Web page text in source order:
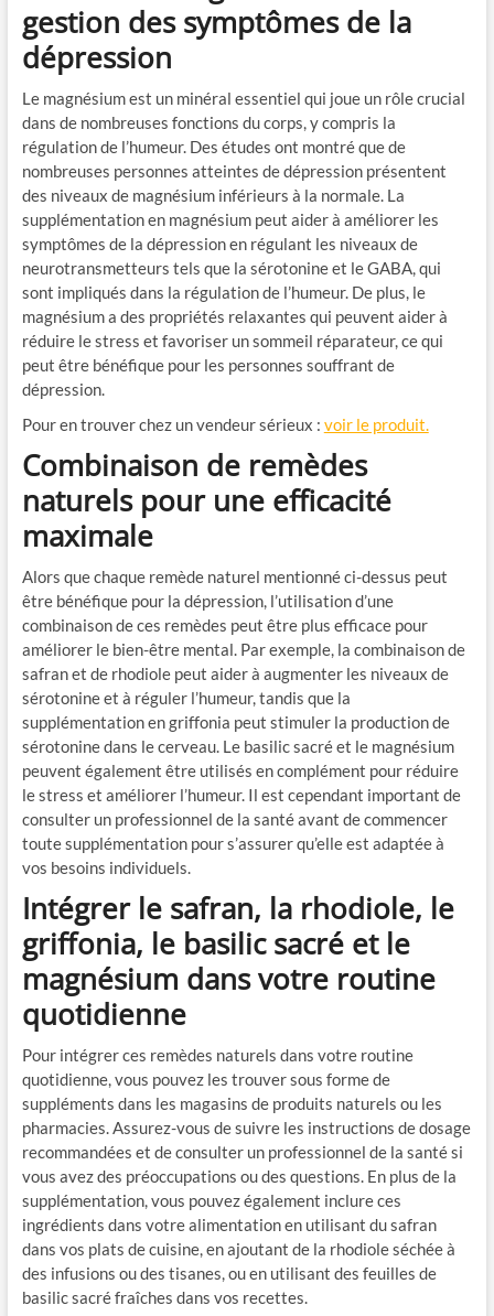
gestion des symptômes de la
dépression
Le magnésium est un minéral essentiel qui joue un rôle crucial
dans de nombreuses fonctions du corps, y compris la
régulation de l’humeur. Des études ont montré que de
nombreuses personnes atteintes de dépression présentent
des niveaux de magnésium inférieurs à la normale. La
supplémentation en magnésium peut aider à améliorer les
symptômes de la dépression en régulant les niveaux de
neurotransmetteurs tels que la sérotonine et le GABA, qui
sont impliqués dans la régulation de l’humeur. De plus, le
magnésium a des propriétés relaxantes qui peuvent aider à
réduire le stress et favoriser un sommeil réparateur, ce qui
peut être bénéfique pour les personnes souffrant de
dépression.
Pour en trouver chez un vendeur sérieux : voir le produit.
Combinaison de remèdes
naturels pour une efficacité
maximale
Alors que chaque remède naturel mentionné ci-dessus peut
être bénéfique pour la dépression, l’utilisation d’une
combinaison de ces remèdes peut être plus efficace pour
améliorer le bien-être mental. Par exemple, la combinaison de
safran et de rhodiole peut aider à augmenter les niveaux de
sérotonine et à réguler l’humeur, tandis que la
supplémentation en griffonia peut stimuler la production de
sérotonine dans le cerveau. Le basilic sacré et le magnésium
peuvent également être utilisés en complément pour réduire
le stress et améliorer l’humeur. Il est cependant important de
consulter un professionnel de la santé avant de commencer
toute supplémentation pour s’assurer qu’elle est adaptée à
vos besoins individuels.
Intégrer le safran, la rhodiole, le
griffonia, le basilic sacré et le
magnésium dans votre routine
quotidienne
Pour intégrer ces remèdes naturels dans votre routine
quotidienne, vous pouvez les trouver sous forme de
suppléments dans les magasins de produits naturels ou les
pharmacies. Assurez-vous de suivre les instructions de dosage
recommandées et de consulter un professionnel de la santé si
vous avez des préoccupations ou des questions. En plus de la
supplémentation, vous pouvez également inclure ces
ingrédients dans votre alimentation en utilisant du safran
dans vos plats de cuisine, en ajoutant de la rhodiole séchée à
des infusions ou des tisanes, ou en utilisant des feuilles de
basilic sacré fraîches dans vos recettes.